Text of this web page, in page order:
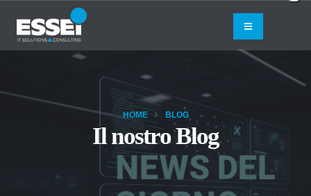
Il nostro Blog
HOME BLOG